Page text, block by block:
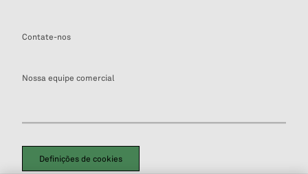
Contate-nos
Nossa equipe comercial
Definições de cookies